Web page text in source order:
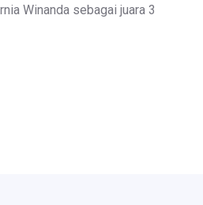
Winanda sebagai juara 3